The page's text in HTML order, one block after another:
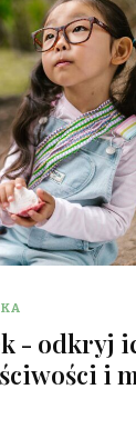
- odkryj
i